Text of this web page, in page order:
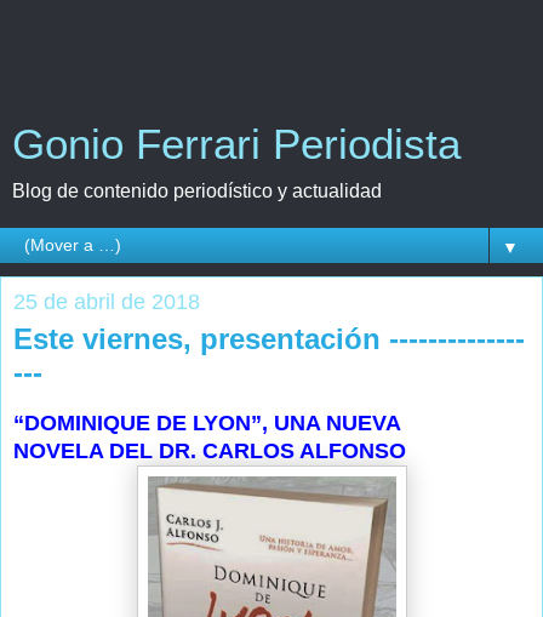
Gonio Ferrari Periodista
Blog de contenido periodístico y actualidad
▼
25 de abril de 2018
Este viernes, presentación --------------
---
“DOMINIQUE DE LYON”, UNA NUEVA
NOVELA DEL DR. CARLOS ALFONSO